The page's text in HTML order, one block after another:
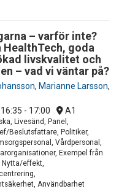
– varför inte?
HealthTech, goda
livskvalitet och
– vad vi väntar på?
, Marianne Larsson,
16:35 - 17:00 A1
Livesänd, Panel,
Beslutsfattare, Politiker,
Vårdpersonal,
Exempel från
effekt,
Användbarhet